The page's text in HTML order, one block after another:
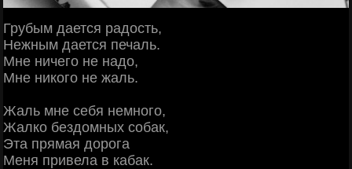
Грубым дается радость,
Нежным дается печаль.
Мне ничего не надо,
Мне никого не жаль.
Жаль мне себя немного,
Жалко бездомных собак,
Эта прямая дорога
Меня привела в кабак.